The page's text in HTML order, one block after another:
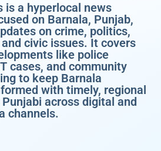
is a hyperlocal news
on Barnala, Punjab,
on crime, politics,
civic issues. It covers
like police
cases, and community
to keep Barnala
with timely, regional
across digital and
channels.